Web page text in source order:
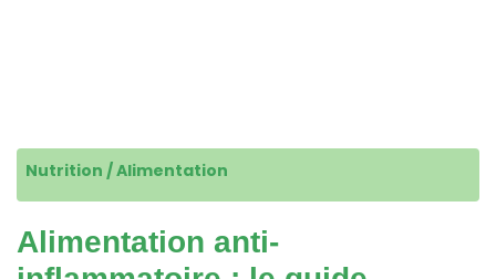
Nutrition / Alimentation
Alimentation anti-